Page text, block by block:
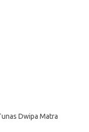
Dwipa Matra